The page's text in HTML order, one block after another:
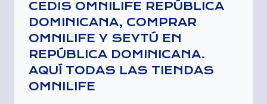
CEDIS OMNILIFE REPÚBLICA
DOMINICANA, COMPRAR
OMNILIFE Y SEYTÚ EN
REPÚBLICA DOMINICANA.
AQUÍ TODAS LAS TIENDAS
OMNILIFE